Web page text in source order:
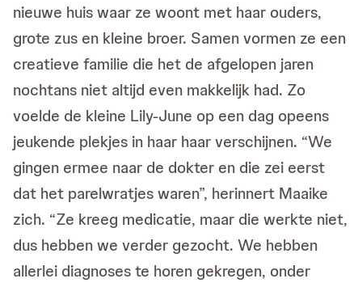
nieuwe huis waar ze woont met haar ouders,
grote zus en kleine broer. Samen vormen ze een
creatieve familie die het de afgelopen jaren
nochtans niet altijd even makkelijk had. Zo
voelde de kleine Lily-June op een dag opeens
jeukende plekjes in haar haar verschijnen. “We
gingen ermee naar de dokter en die zei eerst
dat het parelwratjes waren”, herinnert Maaike
zich. “Ze kreeg medicatie, maar die werkte niet,
dus hebben we verder gezocht. We hebben
allerlei diagnoses te horen gekregen, onder